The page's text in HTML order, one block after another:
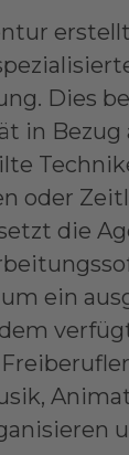
Dies
in Bezug
oder
die
ein